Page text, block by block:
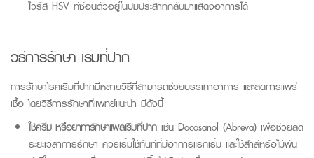
ไวรัส HSV ที่ซ่อนตัวอยู่ในปมประสาทกลับมาแสดงอาการได้
วิธีการรักษา เริมที่ปาก
การรักษาโรคเริมที่ปากมีหลายวิธีที่สามารถช่วยบรรเทาอาการ และลดการแพร่
เชื้อ โดยวิธีการรักษาที่แพทย์แนะน มีดังน
ใช้ครีม หรือยาทารักษาแผลเริมที่ปาก เช่น Docosanol (Abreva) เพื่อช่วยลด
ระยะเวลาการรักษา ควรเริ่มใช้ทันทีที่มีอาการแรกเริ่ม และใช้สำลีหรือไม้พัน